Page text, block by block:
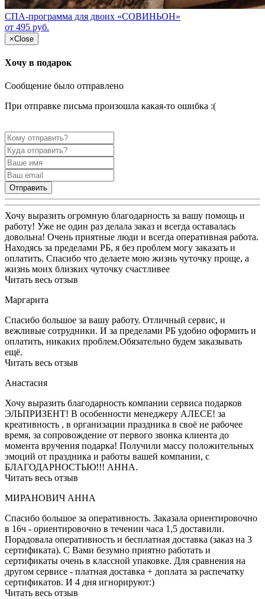
СПА-программа для двоих «СОВИНЬОН»
от 495 руб.
×Close
Хочу в подарок
Сообщение было отправлено
При отправке письма произошла какая-то ошибка :(
Отправить
Хочу выразить огромную благодарность за вашу помощь и
работу! Уже не один раз делала заказ и всегда оставалась
довольна! Очень приятные люди и всегда оперативная работа.
Находясь за пределами РБ, я без проблем могу заказать и
оплатить. Спасибо что делаете мою жизнь чуточку проще, а
жизнь моих близких чуточку счастливее
Читать весь отзыв
Маргарита
Спасибо большое за вашу работу. Отличный сервис, и
вежливые сотрудники. И за пределами РБ удобно оформить и
оплатить, никаких проблем.Обязательно будем заказывать
ещё.
Читать весь отзыв
Анастасия
Хочу выразить благодарность компании сервиса подарков
ЭЛЬПРИЗЕНТ! В особенности менеджеру АЛЕСЕ! за
креативность , в организации праздника в своё не рабочее
время, за сопровождение от первого звонка клиента до
момента вручения подарка! Получили массу положительных
эмоций от праздника и работы вашей компании, с
БЛАГОДАРНОСТЬЮ!!! АННА.
Читать весь отзыв
МИРАНОВИЧ АННА
Спасибо большое за оперативность. Заказала ориентировочно
в 16ч - ориентировочно в течении часа 1,5 доставили.
Порадовала оперативность и бесплатная доставка (заказ на 3
сертификата). С Вами безумно приятно работать и
сертификаты очень в классной упаковке. Для сравнения на
другом сервисе - платная доставка + доплата за распечатку
сертификатов. И 4 дня игнорируют:)
Читать весь отзыв